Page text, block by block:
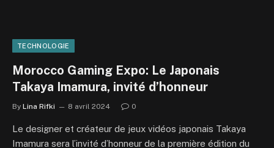
TECHNOLOGIE
Morocco Gaming Expo: Le Japonais
Takaya Imamura, invité d’honneur
By Lina Rifki 8 avril 2024 0
Le designer et créateur de jeux vidéos japonais Takaya
Imamura sera l’invité d’honneur de la première édition du